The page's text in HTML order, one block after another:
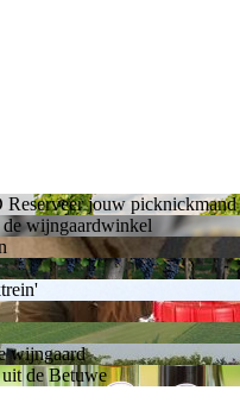
Reserveer jouw picknickmand
wijngaardwinkel
wijngaard
uit de Betuwe